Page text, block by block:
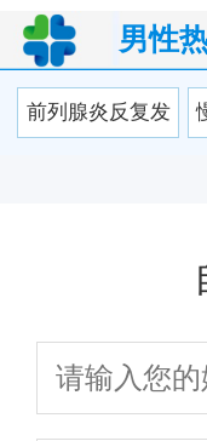
男性
前列腺炎反复发